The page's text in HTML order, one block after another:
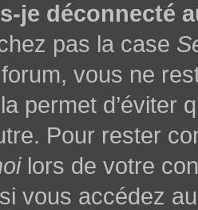
je déconnecté
pas la case
vous ne
permet d’éviter
Pour rester
lors de votre
vous accédez